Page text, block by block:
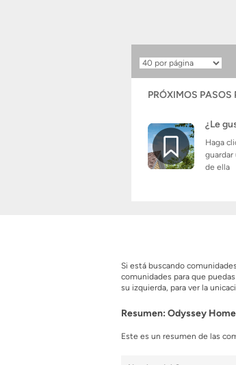
Resultados
por
página
PRÓXIMOS
¿Le
Haga
guardar
de ella
Si está buscando
comunidades para que
su izquierda, para ver la
Resumen: Odyssey
Este es un resumen de las